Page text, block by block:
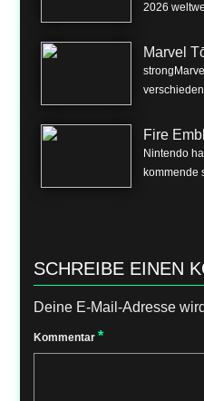
2026
Marvel
Fire
Nintendo
kommende
SCHREIBE EINEN
Deine E-Mail-Adresse
Kommentar *